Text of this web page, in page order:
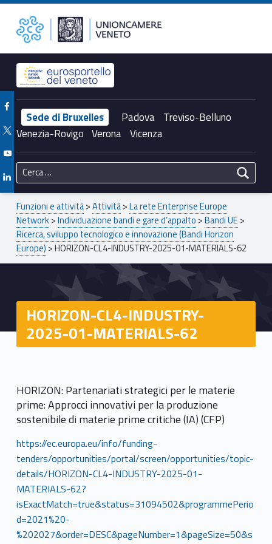
HORIZON-CL4-INDUSTRY-2025-01-MATERIALS-62 – Unioncamere del Veneto Unioncamere del Veneto
Header info sidebar
Sede di Bruxelles Padova Treviso-Belluno
Venezia-Rovigo Verona Vicenza
Facebook Unioncamere Veneto
Twitter Unioncamere Veneto
Youtube Unioncamere Veneto
Linkedin Unioncamere Veneto
Ricerca per:
Breadcrumbs navigation
Funzioni e attività>Attività>La rete Enterprise Europe
Network>Individuazione bandi e gare d’appalto >Bandi UE >
Ricerca, sviluppo tecnologico e innovazione (Bandi Horizon
Europe) >HORIZON-CL4-INDUSTRY-2025-01-MATERIALS-62
HORIZON-CL4-INDUSTRY-
2025-01-MATERIALS-62
HORIZON: Partenariati strategici per le materie
prime: Approcci innovativi per la produzione
sostenibile di materie prime critiche (IA) (CFP)
https://ec.europa.eu/info/funding-
tenders/opportunities/portal/screen/opportunities/topic-
details/HORIZON-CL4-INDUSTRY-2025-01-
MATERIALS-62?
isExactMatch=true&status=31094502&programmePerio
d=2021%20-
%202027&order=DESC&pageNumber=1&pageSize=50&s